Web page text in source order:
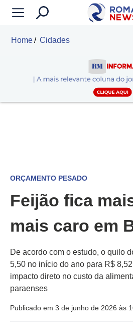
Home Cidades
ORÇAMENTO PESADO
Feijão fica
mais caro em
De acordo com o estudo, o quilo
5,50 no início do ano para R$
impacto direto no custo da
paraenses
Publicado em 3 de junho de 2026 às